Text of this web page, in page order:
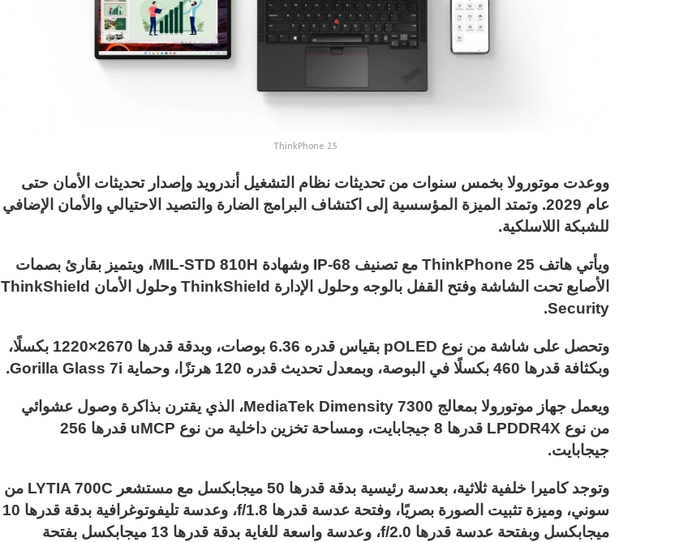
ThinkPhone 25
ووعدت موتورولا بخمس سنوات من تحديثات نظام التشغيل أندرويد وإصدار تحديثات الأمان حتى
عام 2029. وتمتد الميزة المؤسسية إلى اكتشاف البرامج الضارة والتصيد الاحتيالي والأمان الإضافي
للشبكة اللاسلكية.
ويأتي هاتف ThinkPhone 25 مع تصنيف IP-68 وشهادة MIL-STD 810H، ويتميز بقارئ بصمات
الأصابع تحت الشاشة وفتح القفل بالوجه وحلول الإدارة ThinkShield وحلول الأمان ThinkShield
Security.
وتحصل على شاشة من نوع pOLED بقياس قدره 6.36 بوصات، وبدقة قدرها 2670×1220 بكسلًا،
وبكثافة قدرها 460 بكسلًا في البوصة، وبمعدل تحديث قدره 120 هرتزًا، وحماية Gorilla Glass 7i.
ويعمل جهاز موتورولا بمعالج MediaTek Dimensity 7300، الذي يقترن بذاكرة وصول عشوائي
من نوع LPDDR4X قدرها 8 جيجابايت، ومساحة تخزين داخلية من نوع uMCP قدرها 256
جيجابايت.
وتوجد كاميرا خلفية ثلاثية، بعدسة رئيسية بدقة قدرها 50 ميجابكسل مع مستشعر LYTIA 700C من
سوني، وميزة تثبيت الصورة بصريًا، وفتحة عدسة قدرها f/1.8، وعدسة تليفوتوغرافية بدقة قدرها 10
ميجابكسل وبفتحة عدسة قدرها f/2.0، وعدسة واسعة للغاية بدقة قدرها 13 ميجابكسل بفتحة